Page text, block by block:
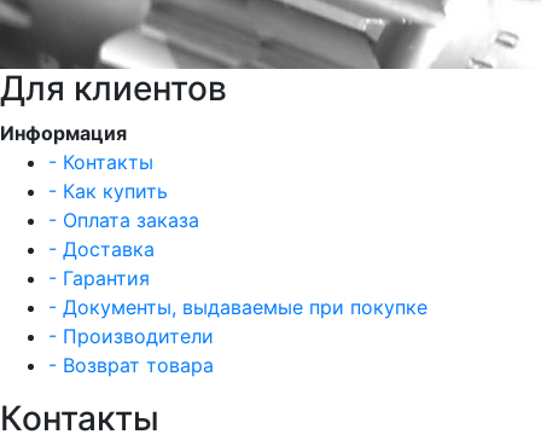
Для клиентов
Информация
- Контакты
- Как купить
- Оплата заказа
- Доставка
- Гарантия
- Документы, выдаваемые при покупке
- Производители
- Возврат товара
Контакты